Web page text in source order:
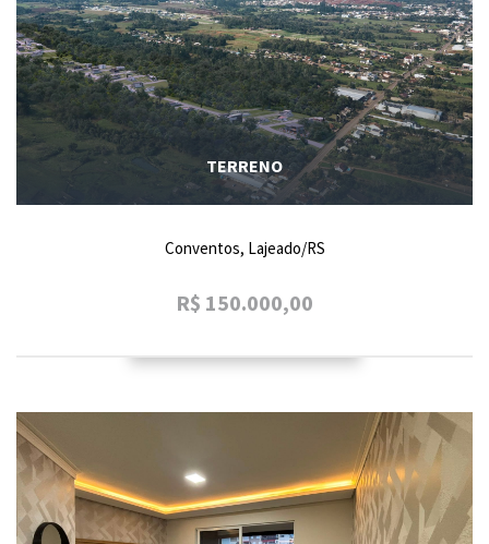
TERRENO
Conventos, Lajeado/RS
R$ 150.000,00